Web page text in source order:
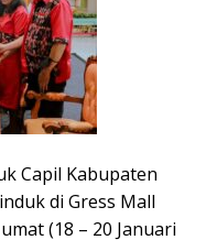
Capil Kabupaten
di Gress Mall
(18 – 20 Januari